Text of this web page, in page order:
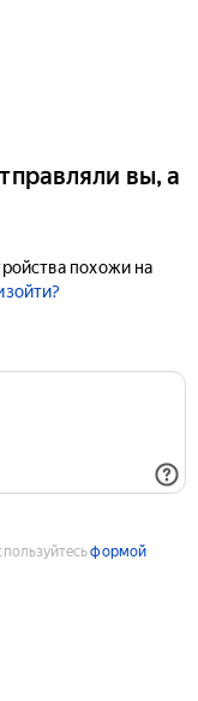
вы, а
похожи на
формой